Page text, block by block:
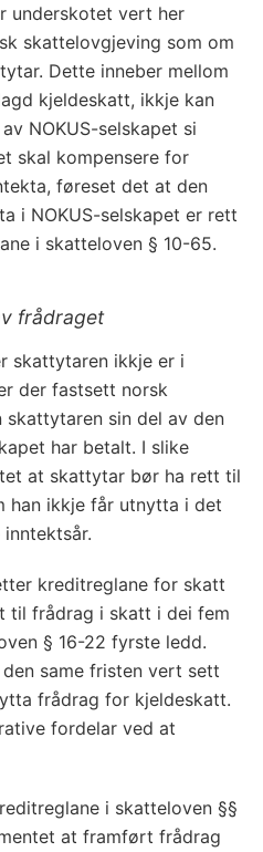
underskotet vert her
skattelovgjeving som om
Dette inneber mellom
kjeldeskatt, ikkje kan
NOKUS-selskapet si
skal kompensere for
føreset det at den
i NOKUS-selskapet er rett
i skatteloven § 10-65.
frådraget
skattytaren ikkje er i
der fastsett norsk
sin del av den
har betalt. I slike
at skattytar bør ha rett til
han ikkje får utnytta i det
kreditreglane for skatt
til frådrag i skatt i dei fem
§ 16-22 fyrste ledd.
same fristen vert sett
frådrag for kjeldeskatt.
fordelar ved at
i skatteloven §§
at framført frådrag